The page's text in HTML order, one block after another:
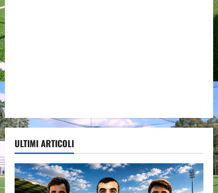
ULTIMI ARTICOLI